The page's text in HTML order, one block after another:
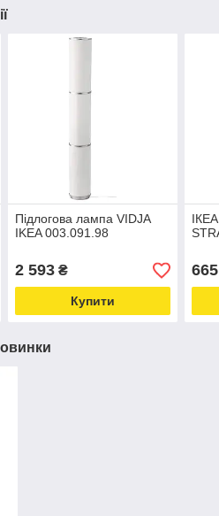
Підлогова лампа VIDJA
IKEA 003.091.98
2 593₴
Купити
665